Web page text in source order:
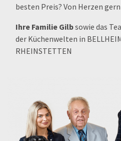
besten Preis? Von Herzen
Ihre Familie Gilbsowie das
der Küchenwelten in
RHEINSTETTEN